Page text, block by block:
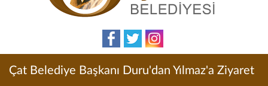
Çat Belediye Başkanı Duru'dan Yılmaz'a Ziyaret